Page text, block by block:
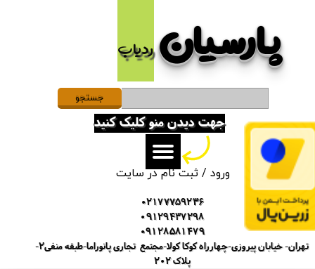
پارسیان​​​​​​​ردیاب
ورود /ثبت نام در سایت
حساب کاربری من
تغییر گذر واژه
سفارشات
خروج از حساب کاربری
02177759236
09129437298
09128581479
تهران- خیابان پیروزی-چهارراه کوکا کولا-مجتمع تجاری پانوراما-طبقه منفی2-
پلاک 202
جهت دیدن منو کلیک کنید
جستجو